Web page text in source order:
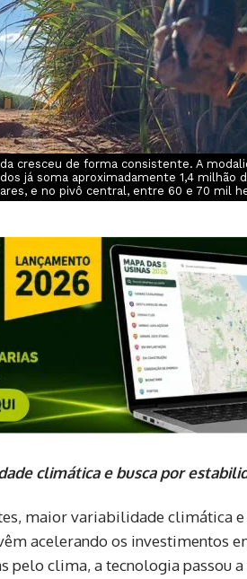
cresceu de forma consistente. A
já soma aproximadamente 1,4 milhão
e no pivô central, entre 60 e 70 mil
climática e busca por
maior variabilidade climática e
acelerando os investimentos
pelo clima, a tecnologia passou